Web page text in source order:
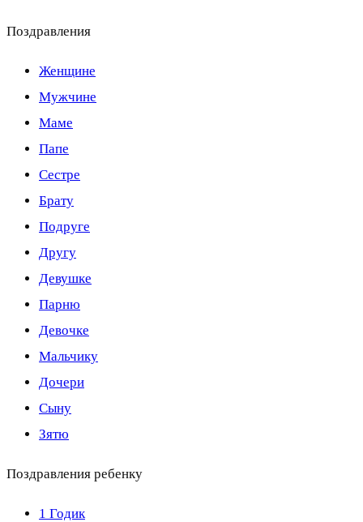
Поздравления
Женщине
Мужчине
Маме
Папе
Сестре
Брату
Подруге
Другу
Девушке
Парню
Девочке
Мальчику
Дочери
Сыну
Зятю
Поздравления ребенку
1 Годик